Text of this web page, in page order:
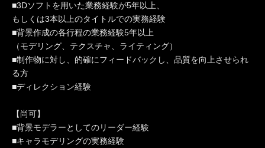
■3Dソフトを用いた業務経験が5年以上、
もしくは3本以上のタイトルでの実務経験
■背景作成の各行程の業務経験5年以上
（モデリング、テクスチャ、ライティング）
■制作物に対し、的確にフィードバックし、品質を向上させられ
る方
■ディレクション経験
【尚可】
■背景モデラーとしてのリーダー経験
■キャラモデリングの実務経験